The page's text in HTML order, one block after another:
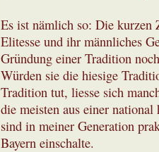
Es ist nämlich so: Die kurzen
Elitesse und ihr männliches
Gründung einer Tradition
Würden sie die hiesige
Tradition tut, liesse sich
die meisten aus einer
sind in meiner Generation
Bayern einschalte.